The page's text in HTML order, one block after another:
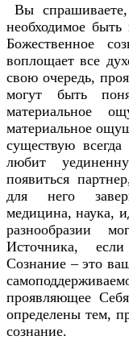
Вы
необходимое
Божественное
воплощает все
свою очередь,
могут быть
материальное
материальное
существую
любит
появиться
для него
медицина, наука,
разнообразии
Источника,
Сознание – это
проявляющее
определены тем,
сознание.